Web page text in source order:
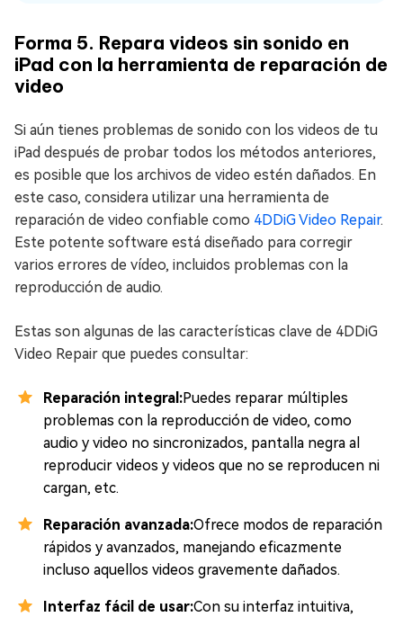
Forma 5. Repara videos sin sonido en
iPad con la herramienta de reparación de
video
Si aún tienes problemas de sonido con los videos de tu
iPad después de probar todos los métodos anteriores,
es posible que los archivos de video estén dañados. En
este caso, considera utilizar una herramienta de
reparación de video confiable como 4DDiG Video Repair.
Este potente software está diseñado para corregir
varios errores de vídeo, incluidos problemas con la
reproducción de audio.
Estas son algunas de las características clave de 4DDiG
Video Repair que puedes consultar:
Reparación integral:Puedes reparar múltiples
problemas con la reproducción de video, como
audio y video no sincronizados, pantalla negra al
reproducir videos y videos que no se reproducen ni
cargan, etc.
Reparación avanzada:Ofrece modos de reparación
rápidos y avanzados, manejando eficazmente
incluso aquellos videos gravemente dañados.
Interfaz fácil de usar:Con su interfaz intuitiva,